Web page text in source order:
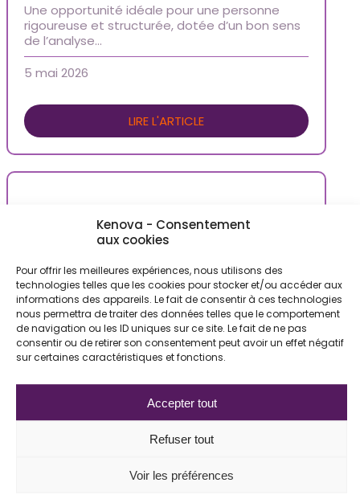
Kenova - Consentement
aux cookies
Pour offrir les meilleures expériences, nous utilisons des
technologies telles que les cookies pour stocker et/ou accéder aux
informations des appareils. Le fait de consentir à ces technologies
nous permettra de traiter des données telles que le comportement
de navigation ou les ID uniques sur ce site. Le fait de ne pas
consentir ou de retirer son consentement peut avoir un effet négatif
sur certaines caractéristiques et fonctions.
Accepter tout
Refuser tout
Voir les préférences
Une opportunité idéale pour une personne
rigoureuse et structurée, dotée d’un bon sens
de l’analyse…
5 mai 2026
LIRE L'ARTICLE
Directeur(rice) principal(e), Information
Une opportunité idéale pour une personne
stratégique et rigoureuse, capable de gérer
des enjeux comptables…
24 mars 2026
LIRE L'ARTICLE